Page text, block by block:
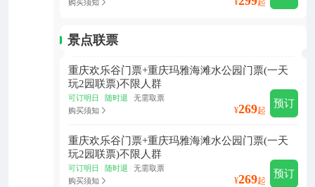
购买须知
景点联票
重庆欢乐谷门票+重庆玛雅海滩水公园门票(一天
玩2园联票)不限人群
可订明日 随时退
无需取票
购买须知
¥269起
预订
重庆欢乐谷门票+重庆玛雅海滩水公园门票(一天
玩2园联票)不限人群
可订明日 随时退
无需取票
购买须知
¥269起
预订